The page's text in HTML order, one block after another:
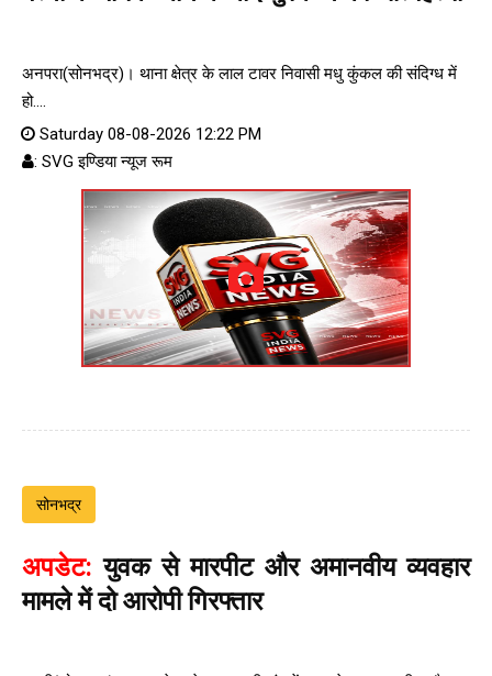
अनपरा(सोनभद्र)। थाना क्षेत्र के लाल टावर निवासी मधु कुंकल की संदिग्ध में
हो....
Saturday 08-08-2026 12:22 PM
: SVG इण्डिया न्यूज रूम
सोनभद्र
अपडेट: युवक से मारपीट और अमानवीय व्यवहार
मामले में दो आरोपी गिरफ्तार